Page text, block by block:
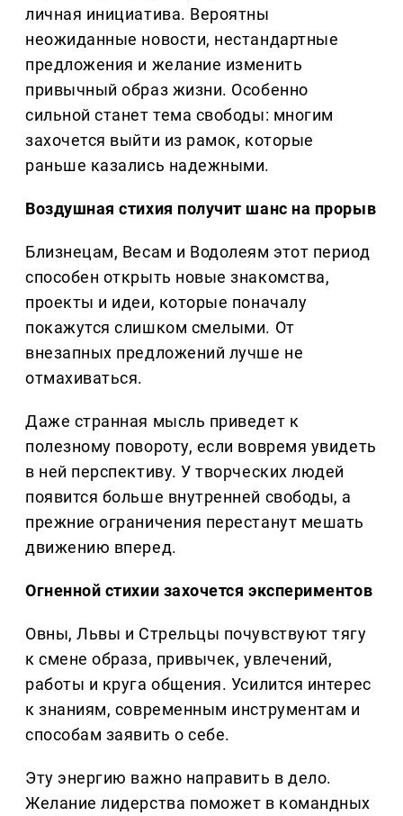
личная инициатива. Вероятны
неожиданные новости, нестандартные
предложения и желание изменить
привычный образ жизни. Особенно
сильной станет тема свободы: многим
захочется выйти из рамок, которые
раньше казались надежными.
Воздушная стихия получит шанс на прорыв
Близнецам, Весам и Водолеям этот период
способен открыть новые знакомства,
проекты и идеи, которые поначалу
покажутся слишком смелыми. От
внезапных предложений лучше не
отмахиваться.
Даже странная мысль приведет к
полезному повороту, если вовремя увидеть
в ней перспективу. У творческих людей
появится больше внутренней свободы, а
прежние ограничения перестанут мешать
движению вперед.
Огненной стихии захочется экспериментов
Овны, Львы и Стрельцы почувствуют тягу
к смене образа, привычек, увлечений,
работы и круга общения. Усилится интерес
к знаниям, современным инструментам и
способам заявить о себе.
Эту энергию важно направить в дело.
Желание лидерства поможет в командных